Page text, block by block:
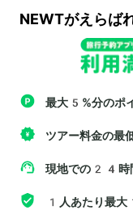
NEWTがえらば
最大5%分のポ
ツアー料金の最
現地での24時
1人あたり最